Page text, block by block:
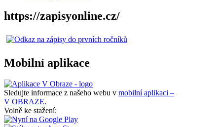
https://zapisyonline.cz/
Mobilní aplikace
Sledujte informace z našeho webu v mobilní aplikaci –
V OBRAZE.
Volně ke stažení: